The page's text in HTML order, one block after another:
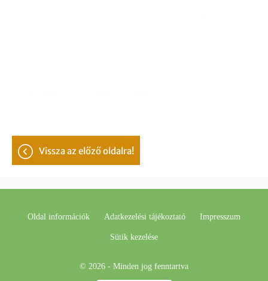
vissza az előző oldalra!
© 2026 - Minden jog fenntartva
Oldal információk Adatkezelési tájékoztató Impresszum
Sütik kezelése